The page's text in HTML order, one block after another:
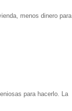
menos dinero para
para hacerlo. La